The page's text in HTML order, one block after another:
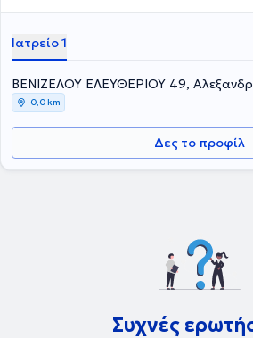
Ιατρείο 1
ΒΕΝΙΖΕΛΟΥ ΕΛΕΥΘΕΡΙΟΥ 49,
0,0 km
Δες το προφίλ
Συχνές